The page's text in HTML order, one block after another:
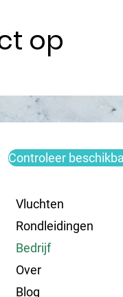
op
Controleer
Vluchten
Rondleidingen
Bedrijf
Over
Blog